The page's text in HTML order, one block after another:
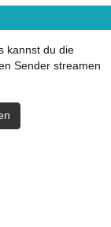
kannst du die
Sender streamen